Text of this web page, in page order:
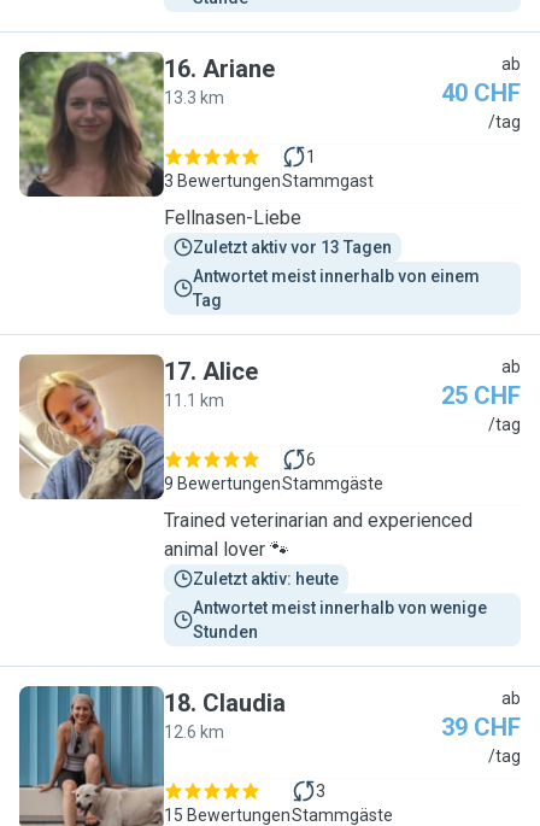
A
16. Ariane
13.3 km
ab
40 CHF
/tag
3 Bewertungen
1
Stammgast
Fellnasen-Liebe
Zuletzt aktiv vor 13 Tagen
Antwortet meist innerhalb von einem
Tag
A
17. Alice
11.1 km
ab
25 CHF
/tag
9 Bewertungen
6
Stammgäste
Trained veterinarian and experienced
animal lover 🐾
Zuletzt aktiv: heute
Antwortet meist innerhalb von wenige
Stunden
C
18. Claudia
12.6 km
ab
39 CHF
/tag
15 Bewertungen
3
Stammgäste